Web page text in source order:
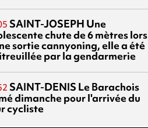
SAINT-JOSEPH Une
chute de 6 mètres lors
sortie cannyoning, elle a été
par la gendarmerie
SAINT-DENIS Le Barachois
dimanche pour l'arrivée du
cycliste